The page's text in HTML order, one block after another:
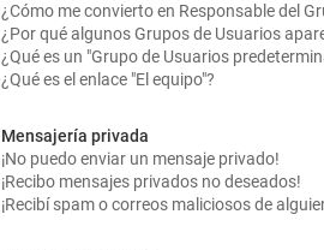
¿Cómo me convierto en Responsable del
¿Por qué algunos Grupos de Usuarios
¿Qué es un "Grupo de Usuarios
¿Qué es el enlace "El equipo"?
Mensajería privada
¡No puedo enviar un mensaje privado!
¡Recibo mensajes privados no deseados!
¡Recibí spam o correos maliciosos de